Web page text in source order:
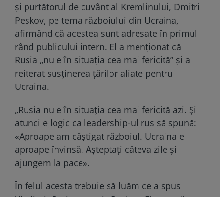
și purtătorul de cuvânt al Kremlinului, Dmitri
Peskov, pe tema războiului din Ucraina,
afirmând că acestea sunt adresate în primul
rând publicului intern. El a menționat că
Rusia „nu e în situația cea mai fericită” și a
reiterat susținerea țărilor aliate pentru
Ucraina.
„Rusia nu e în situația cea mai fericită azi. Și
atunci e logic ca leadership-ul rus să spună:
«Aproape am câștigat războiul. Ucraina e
aproape învinsă. Așteptați câteva zile și
ajungem la pace».
În felul acesta trebuie să luăm ce a spus